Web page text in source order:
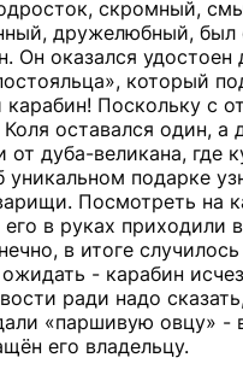
скромный,
дружелюбный, был
Он оказался удостоен
который
карабин! Поскольку с
Коля оставался один, а
от дуба-великана, где
уникальном подарке
Посмотреть на
в руках приходили
в итоге
- карабин
ради надо
«паршивую овцу» -
его владельцу.